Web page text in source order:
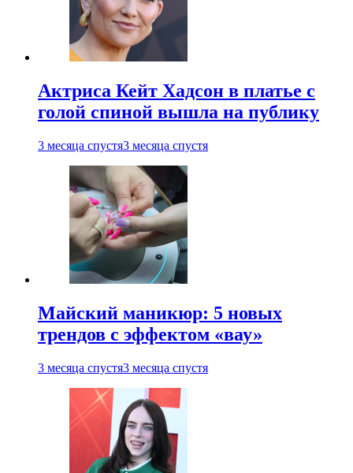
Актриса Кейт Хадсон в платье с
голой спиной вышла на публику
3 месяца спустя3 месяца спустя
Майский маникюр: 5 новых
трендов с эффектом «вау»
3 месяца спустя3 месяца спустя